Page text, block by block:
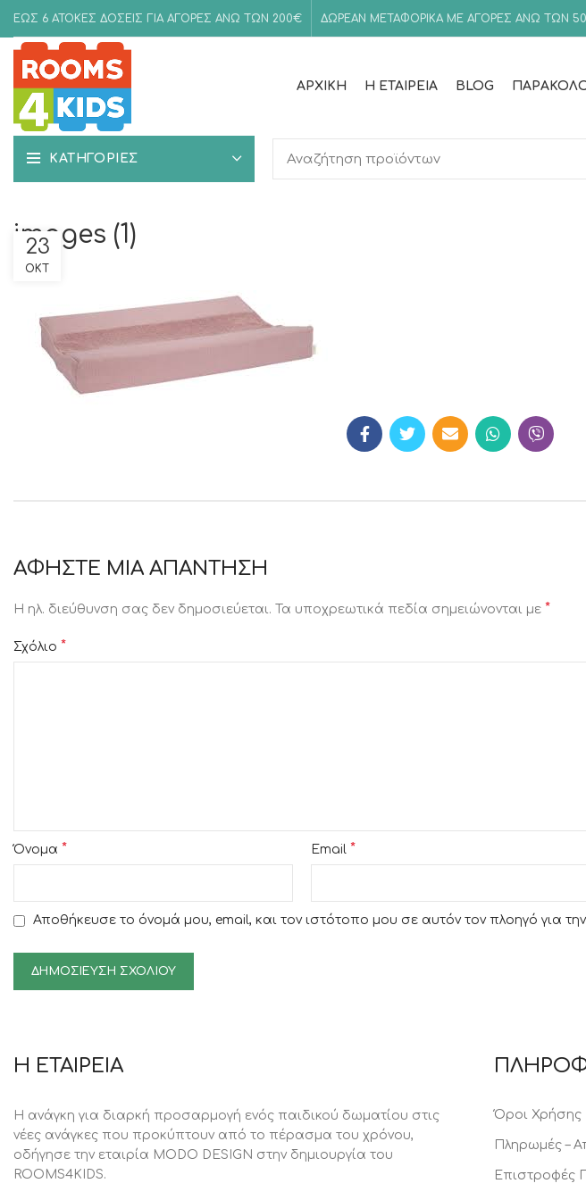
ΕΩΣ 6 ΑΤΟΚΕΣ ΔΟΣΕΙΣ ΓΙΑ ΑΓΟΡΕΣ ΑΝΩ ΤΩΝ 200€ ΔΩΡΕΑΝ ΜΕΤΑΦΟΡΙΚΑ ΜΕ ΑΓΟΡΕΣ ΑΝΩ ΤΩΝ
ΑΡΧΙΚΉ Η ΕΤΑΙΡΕΊΑ BLOG
ΚΑΤΗΓΟΡΙΕΣ
images (1)
23
ΟΚΤ
ΑΦΉΣΤΕ ΜΙΑ ΑΠΆΝΤΗΣΗ
Η ηλ. διεύθυνση σας δεν δημοσιεύεται. Τα υποχρεωτικά πεδία σημειώνονται με *
Σχόλιο *
Όνομα * Email *
Αποθήκευσε το όνομά μου, email, και τον ιστότοπο μου σε αυτόν τον πλοηγό για
Η ΕΤΑΙΡΕΙΑ
Η ανάγκη για διαρκή προσαρμογή ενός παιδικού δωματίου στις
νέες ανάγκες που προκύπτουν από το πέρασμα του χρόνου,
oδήγησε την εταιρία MODO DESIGN στην δημιουργία του
ROOMS4KIDS.
Όροι Χρήσης
Πληρωμές –
Επιστροφές